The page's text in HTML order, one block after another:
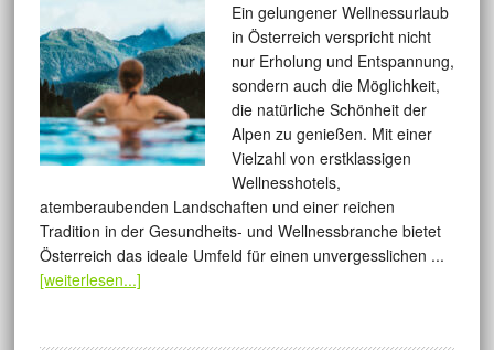
Ein gelungener Wellnessurlaub
in Österreich verspricht nicht
nur Erholung und Entspannung,
sondern auch die Möglichkeit,
die natürliche Schönheit der
Alpen zu genießen. Mit einer
Vielzahl von erstklassigen
Wellnesshotels,
atemberaubenden Landschaften und einer reichen
Tradition in der Gesundheits- und Wellnessbranche bietet
Österreich das ideale Umfeld für einen unvergesslichen ...
[weiterlesen...]